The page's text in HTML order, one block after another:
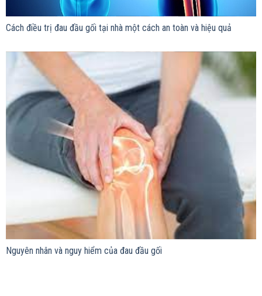
Cách điều trị đau đầu gối tại nhà một cách an toàn và hiệu quả
Nguyên nhân và nguy hiểm của đau đầu gối